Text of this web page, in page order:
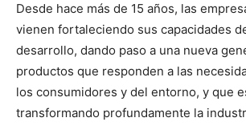
Desde hace más de 15 años, las
vienen fortaleciendo sus capacidades
desarrollo, dando paso a una nueva
productos que responden a las
los consumidores y del entorno, y que
transformando profundamente la